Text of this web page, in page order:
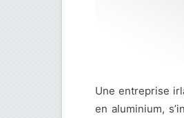
Une entreprise
en aluminium,